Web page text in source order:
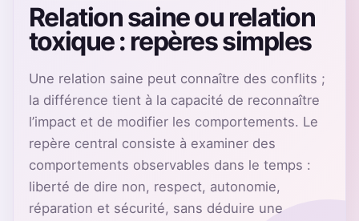
Relation saine ou relation
toxique : repères simples
Une relation saine peut connaître des conflits ;
la différence tient à la capacité de reconnaître
l’impact et de modifier les comportements. Le
repère central consiste à examiner des
comportements observables dans le temps :
liberté de dire non, respect, autonomie,
réparation et sécurité, sans déduire une